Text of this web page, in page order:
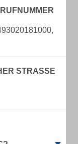
STRASSE